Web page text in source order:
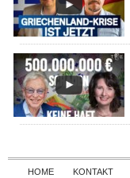
HOME KONTAKT